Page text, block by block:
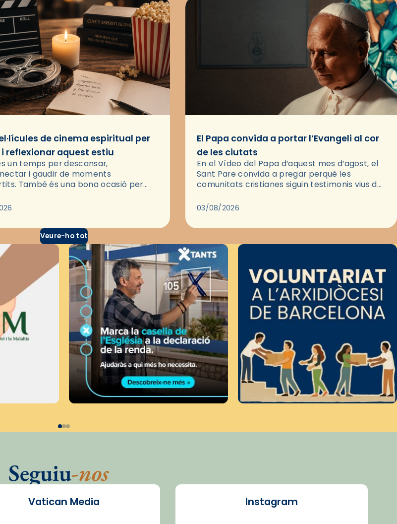
de cinema espiritual per
reflexionar aquest estiu
un temps per descansar,
i gaudir de moments
També és una bona ocasió per
cinema, reflexionar sobre les…
El Papa convida a portar l’Evangeli al cor
de les ciutats
En el Vídeo del Papa d’aquest mes d’agost, el
Sant Pare convida a pregar perquè les
comunitats cristianes siguin testimonis vius de
pregària, el…
03/08/2026
Veure-ho tot
Seguiu-nos
Vatican Media Instagram